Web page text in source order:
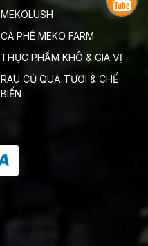
MEKOLUSH
CÀ PHÊ MEKO FARM
THỰC PHẨM KHÔ & GIA VỊ
RAU CỦ QUẢ TƯƠI & CHẾ
BIẾN